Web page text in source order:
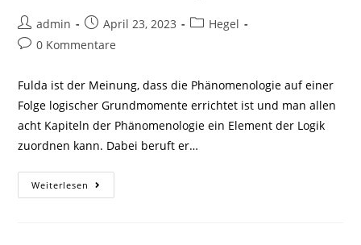
Beitrags-
Autor:
admin
Beitrag
veröffentlicht:
April 23, 2023
Beitrags-
Hegel
Beitrags-
0 Kommentare
Fulda ist der Meinung, dass die Phänomenologie auf einer
Folge logischer Grundmomente errichtet ist und man allen
acht Kapiteln der Phänomenologie ein Element der Logik
zuordnen kann. Dabei beruft er…
Weiterlesen Zitate
Und